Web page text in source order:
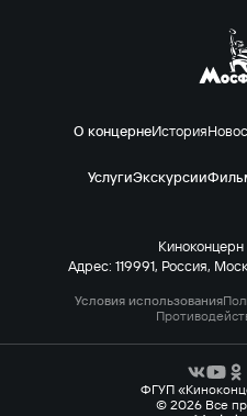
О концернеИстория
УслугиЭкскурсии
Адрес: 119991, Россия,
Условия использования
ФГУП
© 2026 Все